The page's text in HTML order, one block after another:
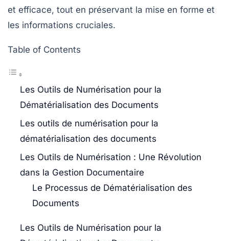
et efficace, tout en préservant la mise en forme et
les informations cruciales.
Table of Contents
Les Outils de Numérisation pour la
Dématérialisation des Documents
Les outils de numérisation pour la
dématérialisation des documents
Les Outils de Numérisation : Une Révolution
dans la Gestion Documentaire
Le Processus de Dématérialisation des
Documents
Les Outils de Numérisation pour la